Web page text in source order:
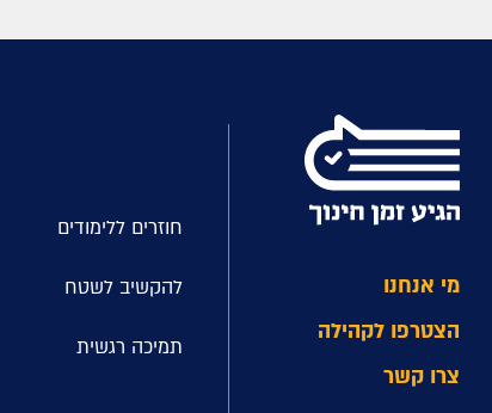
מי אנחנו
הצטרפו לקהילה
צרו קשר
חוזרים ללימודים
להקשיב לשטח
תמיכה רגשית